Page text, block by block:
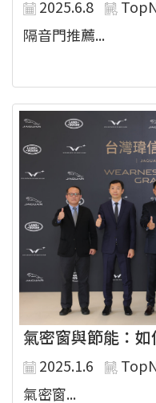
2025.6.8
隔音門推薦...
氣密窗與節能：
2025.1.6
氣密窗...